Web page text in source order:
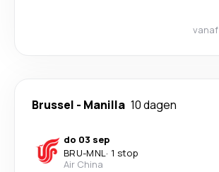
vanaf
Brussel - Manilla 10 dagen
do 03 sep
BRU-MNL· 1 stop
Air China